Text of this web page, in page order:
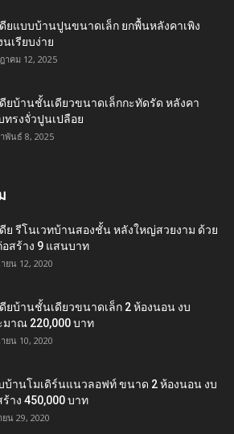
ดียแบบบ้านปูนขนาดเล็ก ยกพื้นหลังคาเพิง
นเรียบง่าย
าคม 12, 2025
ดียบ้านชั้นเดียวขนาดเล็กกะทัดรัด หลังคา
ทรงจั่วปูนเปลือย
พันธ์ 8, 2025
ดีย รีโนเวทบ้านสองชั้น หลังใหญ่สวยงาม ด้วย
อสร้าง 9 แสนบาท
ยน 12, 2020
ดียบ้านชั้นเดียวขนาดเล็ก 2 ห้องนอน งบ
มาณ 220,000 บาท
ยน 10, 2020
บ้านโมเดิร์นแนวลอฟท์ ขนาด 2 ห้องนอน งบ
ร้าง 450,000 บาท
ยน 29, 2020